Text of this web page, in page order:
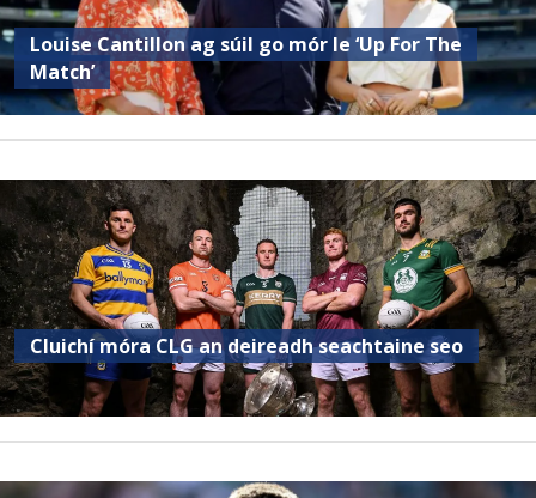
Louise Cantillon ag súil go mór le ‘Up For The
Match’
Cluichí móra CLG an deireadh seachtaine seo